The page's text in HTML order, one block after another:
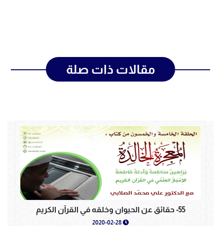
مقالات ذات صلة
55- حقائق عن الحيوان وخلقه في القرآن الكريم